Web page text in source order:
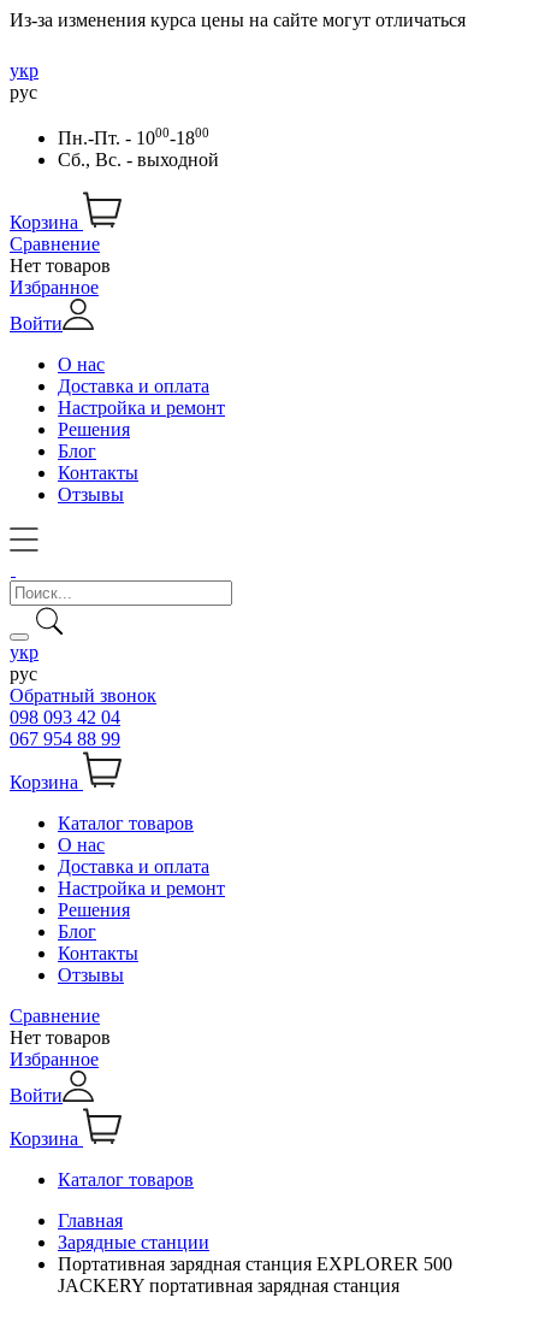
Из-за изменения курса цены на сайте могут отличаться
укр
рус
Пн.-Пт. - 1000-1800
Сб., Вс. - выходной
Корзина
Сравнение
Нет товаров
Избранное
Войти
О нас
Доставка и оплата
Настройка и ремонт
Решения
Блог
Контакты
Отзывы
укр
рус
Обратный звонок
098 093 42 04
067 954 88 99
Корзина
Каталог товаров
О нас
Доставка и оплата
Настройка и ремонт
Решения
Блог
Контакты
Отзывы
Сравнение
Нет товаров
Избранное
Войти
Корзина
Каталог товаров
Главная
Зарядные станции
Портативная зарядная станция EXPLORER 500
JACKERY портативная зарядная станция